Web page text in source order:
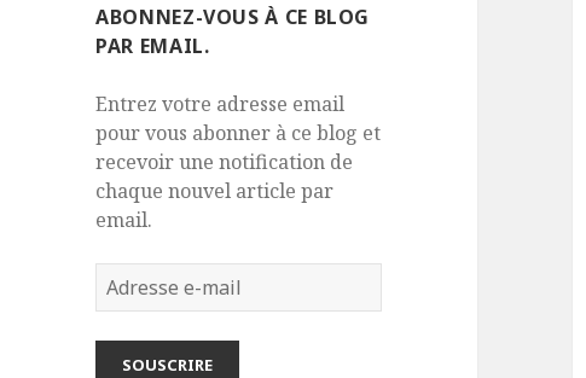
ABONNEZ-VOUS À CE BLOG
PAR EMAIL.
Entrez votre adresse email
pour vous abonner à ce blog et
recevoir une notification de
chaque nouvel article par
email.
Adresse
e-
mail
SOUSCRIRE